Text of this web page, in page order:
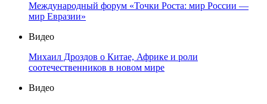
Международный форум «Точки Роста: мир России —
мир Евразии»
Видео
Михаил Дроздов о Китае, Африке и роли
соотечественников в новом мире
Видео